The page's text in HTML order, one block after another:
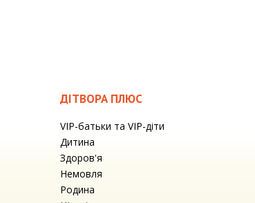
ДІТВОРА ПЛЮС
VIP-батьки та VIP-діти
Дитина
Здоров'я
Немовля
Родина